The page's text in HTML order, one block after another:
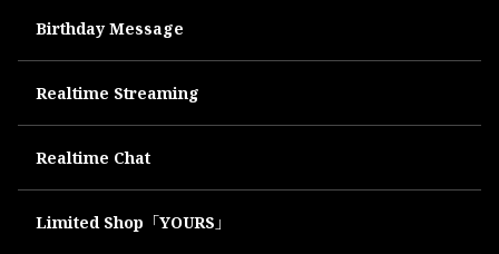
Birthday Message
Realtime Streaming
Realtime Chat
Limited Shop「YOURS」